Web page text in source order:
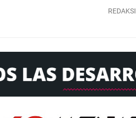
REDAKSI